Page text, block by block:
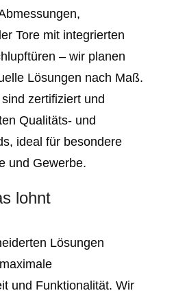
Tore mit integrierten
– wir planen
Lösungen nach Maß.
zertifiziert und
Qualitäts- und
ideal für besondere
und Gewerbe.
lohnt
Lösungen
und Funktionalität. Wir